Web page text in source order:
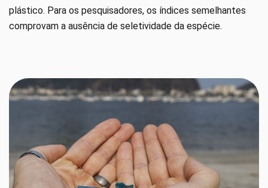
plástico. Para os pesquisadores, os índices semelhantes
comprovam a ausência de seletividade da espécie.